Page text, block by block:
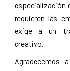
especialización
requieren las
exige a un
creativo.
Agradecemos